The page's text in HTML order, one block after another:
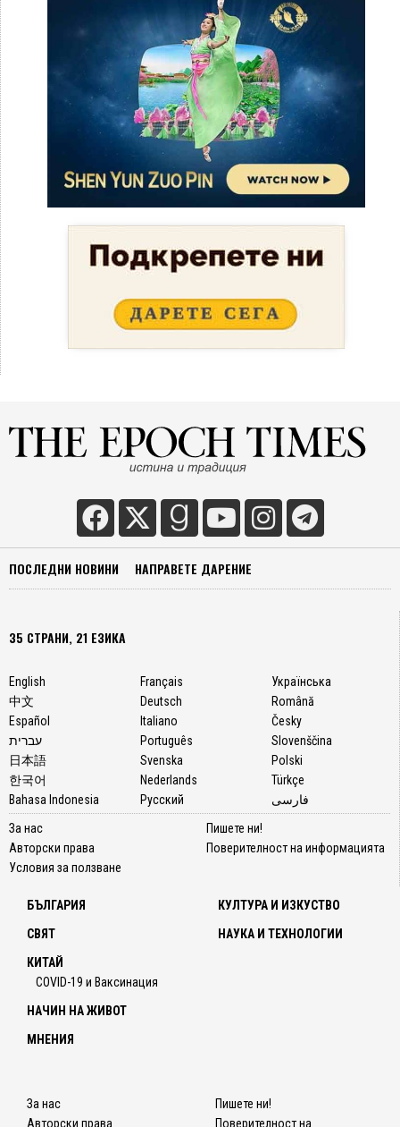
ПОСЛЕДНИ НОВИНИ НАПРАВЕТЕ ДАРЕНИЕ
35 СТРАНИ, 21 ЕЗИКА
English
中文
Español
עברית
日本語
한국어
Bahasa Indonesia
Français
Deutsch
Italiano
Português
Svenska
Nederlands
Русский
Українська
Română
Česky
Slovenščina
Polski
Türkçe
فارسی
За нас
Авторски права
Условия за ползване
Пишете ни!
Поверителност на информацията
БЪЛГАРИЯ
СВЯТ
КИТАЙ
COVID-19 и Ваксинация
КУЛТУРА И ИЗКУСТВО
НАУКА И ТЕХНОЛОГИИ
НАЧИН НА ЖИВОТ
МНЕНИЯ
За нас
Авторски права
Пишете ни!
Поверителност на